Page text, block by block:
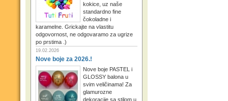
kokice, uz naše
standardno fine
čokoladne i
karamelne. Grickajte na vlastitu
odgovornost, ne odgovaramo za ugrize
po prstima .)
19.02.2026
Nove boje za 2026.!
Nove boje PASTEL i
GLOSSY balona u
svim veličinama! Za
glamurozne
dekoracije sa stilom u